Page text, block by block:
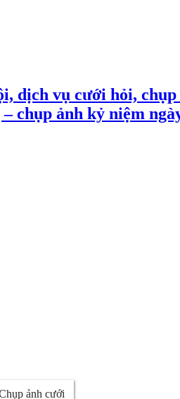
dịch vụ cưới hỏi,
chụp ảnh kỷ niệm